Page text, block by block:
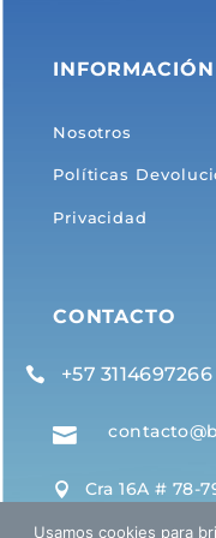
INFORMACIÓN
Nosotros
Políticas
Privacidad
CONTACTO
 +57


Cra 16A # 78-
Usamos cookies para